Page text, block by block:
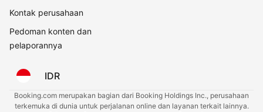
Kontak perusahaan
Pedoman konten dan
pelaporannya
IDR
Booking.com merupakan bagian dari Booking Holdings Inc., perusahaan
terkemuka di dunia untuk perjalanan online dan layanan terkait lainnya.